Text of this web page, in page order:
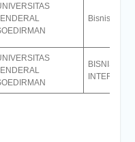
Bisnis
BISNIS